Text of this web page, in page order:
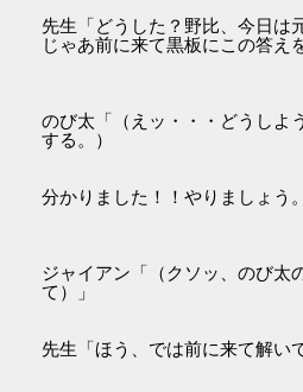
先生「どうした？野比、今日は
じゃあ前に来て黒板にこの答え
のび太「（えッ・・・どうしよ
する。）
分かりました！！やりましょう
ジャイアン「（クソッ、のび太
て）」
先生「ほう、では前に来て解い